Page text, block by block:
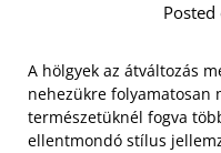
A hölgyek az átváltozás
nehezükre folyamatosan
természetüknél fogva
ellentmondó stílus